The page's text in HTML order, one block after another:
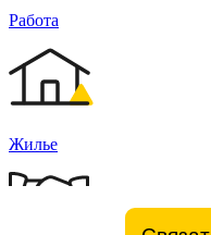
Работа
Жилье